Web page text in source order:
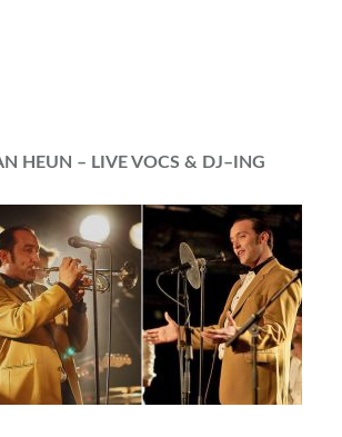
HEUN – LIVE VOCS & DJ–ING